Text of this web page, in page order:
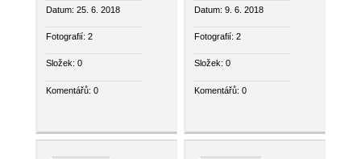
Datum: 25. 6. 2018
Fotografií: 2
Složek: 0
Komentářů: 0
Datum: 9. 6. 2018
Fotografií: 2
Složek: 0
Komentářů: 0